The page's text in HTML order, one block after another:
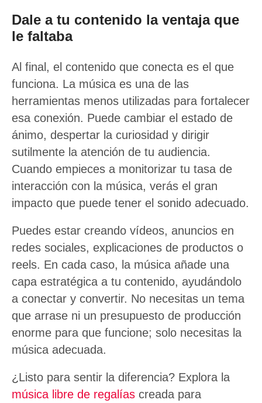
Dale a tu contenido la ventaja que
le faltaba
Al final, el contenido que conecta es el que
funciona. La música es una de las
herramientas menos utilizadas para fortalecer
esa conexión. Puede cambiar el estado de
ánimo, despertar la curiosidad y dirigir
sutilmente la atención de tu audiencia.
Cuando empieces a monitorizar tu tasa de
interacción con la música, verás el gran
impacto que puede tener el sonido adecuado.
Puedes estar creando vídeos, anuncios en
redes sociales, explicaciones de productos o
reels. En cada caso, la música añade una
capa estratégica a tu contenido, ayudándolo
a conectar y convertir. No necesitas un tema
que arrase ni un presupuesto de producción
enorme para que funcione; solo necesitas la
música adecuada.
¿Listo para sentir la diferencia? Explora la
música libre de regalías creada para